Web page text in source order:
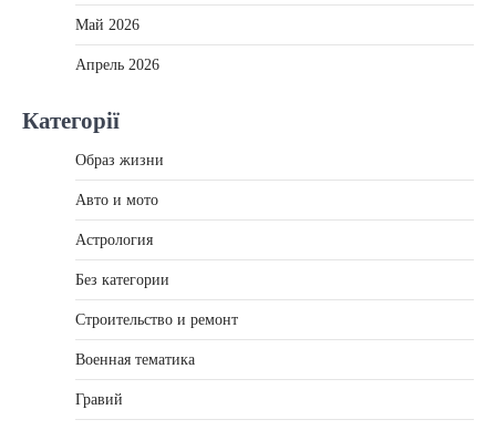
Май 2026
Апрель 2026
Категорії
Образ жизни
Авто и мото
Астрология
Без категории
Строительство и ремонт
Военная тематика
Гравий